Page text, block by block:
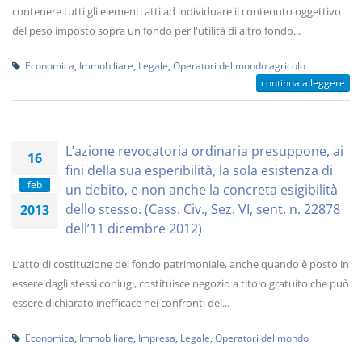
contenere tutti gli elementi atti ad individuare il contenuto oggettivo
del peso imposto sopra un fondo per l'utilità di altro fondo...
Economica Immobiliare Legale Operatori del mondo agricolo
continua a leggere
16
feb
2013
L’azione revocatoria ordinaria presuppone, ai
fini della sua esperibilità, la sola esistenza di
un debito, e non anche la concreta esigibilità
dello stesso. (Cass. Civ., Sez. VI, sent. n. 22878
dell’11 dicembre 2012)
L’atto di costituzione del fondo patrimoniale, anche quando è posto in
essere dagli stessi coniugi, costituisce negozio a titolo gratuito che può
essere dichiarato inefficace nei confronti del...
Economica Immobiliare Impresa Legale Operatori del mondo